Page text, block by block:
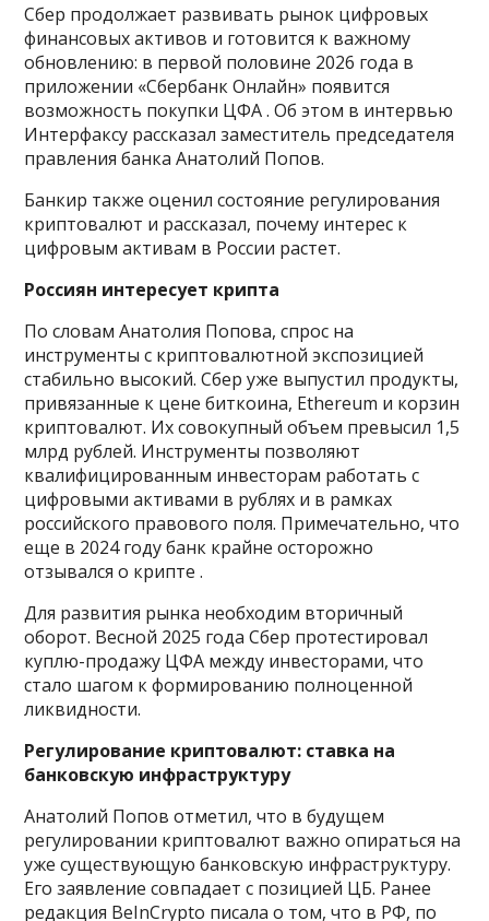
Сбер продолжает развивать рынок цифровых
финансовых активов и готовится к важному
обновлению: в первой половине 2026 года в
приложении «Сбербанк Онлайн» появится
возможность покупки ЦФА . Об этом в интервью
Интерфаксу рассказал заместитель председателя
правления банка Анатолий Попов.
Банкир также оценил состояние регулирования
криптовалют и рассказал, почему интерес к
цифровым активам в России растет.
Россиян интересует крипта
По словам Анатолия Попова, спрос на
инструменты с криптовалютной экспозицией
стабильно высокий. Сбер уже выпустил продукты,
привязанные к цене биткоина, Ethereum и корзин
криптовалют. Их совокупный объем превысил 1,5
млрд рублей. Инструменты позволяют
квалифицированным инвесторам работать с
цифровыми активами в рублях и в рамках
российского правового поля. Примечательно, что
еще в 2024 году банк крайне осторожно
отзывался о крипте .
Для развития рынка необходим вторичный
оборот. Весной 2025 года Сбер протестировал
куплю-продажу ЦФА между инвесторами, что
стало шагом к формированию полноценной
ликвидности.
Регулирование криптовалют: ставка на
банковскую инфраструктуру
Анатолий Попов отметил, что в будущем
регулировании криптовалют важно опираться на
уже существующую банковскую инфраструктуру.
Его заявление совпадает с позицией ЦБ. Ранее
редакция BeInCrypto писала о том, что в РФ, по